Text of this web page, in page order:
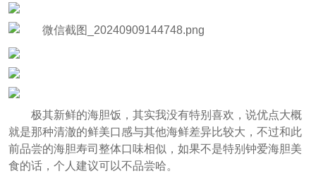
极其新鲜的海胆饭，其实我没有特别喜欢，说优点大概
就是那种清澈的鲜美口感与其他海鲜差异比较大，不过和此
前品尝的海胆寿司整体口味相似，如果不是特别钟爱海胆美
食的话，个人建议可以不品尝哈。